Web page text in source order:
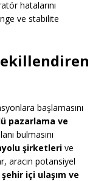
hatalarını
ve stabilite
başlamasını
pazarlama ve
bulmasını
şirketleri ve
aracın potansiyel
şehir içi ulaşım ve